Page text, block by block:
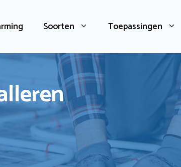
Soorten Toepassingen